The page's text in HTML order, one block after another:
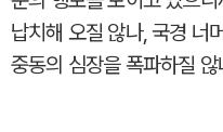
납치해 오질 않나, 국경 너
중동의 심장을 폭파하질